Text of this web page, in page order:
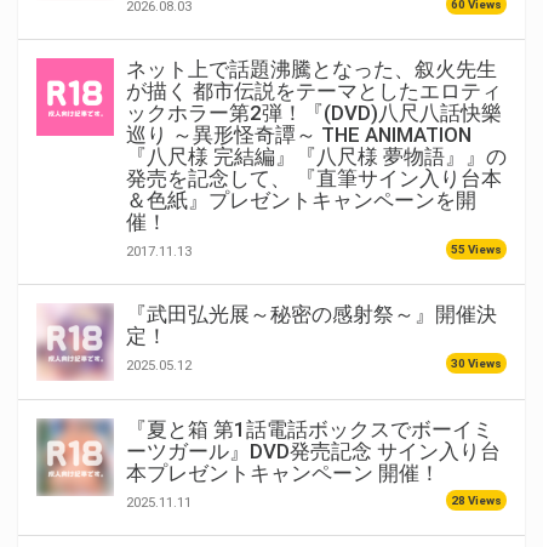
2026.08.03 60 Views
ネット上で話題沸騰となった、叙火先生
が描く 都市伝説をテーマとしたエロティ
ックホラー第2弾！『(DVD)八尺八話快樂
巡り ～異形怪奇譚～ THE ANIMATION
『八尺様 完結編』『八尺様 夢物語』』の
発売を記念して、 『直筆サイン入り台本
＆色紙』プレゼントキャンペーンを開
催！
2017.11.13 55 Views
『武田弘光展～秘密の感射祭～』開催決
定！
2025.05.12 30 Views
『夏と箱 第1話電話ボックスでボーイミ
ーツガール』DVD発売記念 サイン入り台
本プレゼントキャンペーン 開催！
2025.11.11 28 Views